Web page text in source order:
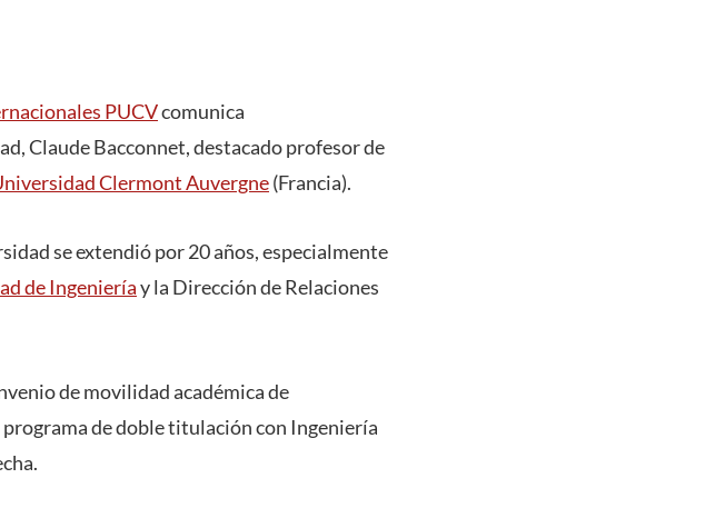
PUCVcomunica
Claude Bacconnet, destacado profesor de
Clermont Auvergne(Francia).
se extendió por 20 años, especialmente
de Ingenieríay la Dirección de Relaciones
de movilidad académica de
de doble titulación con Ingeniería